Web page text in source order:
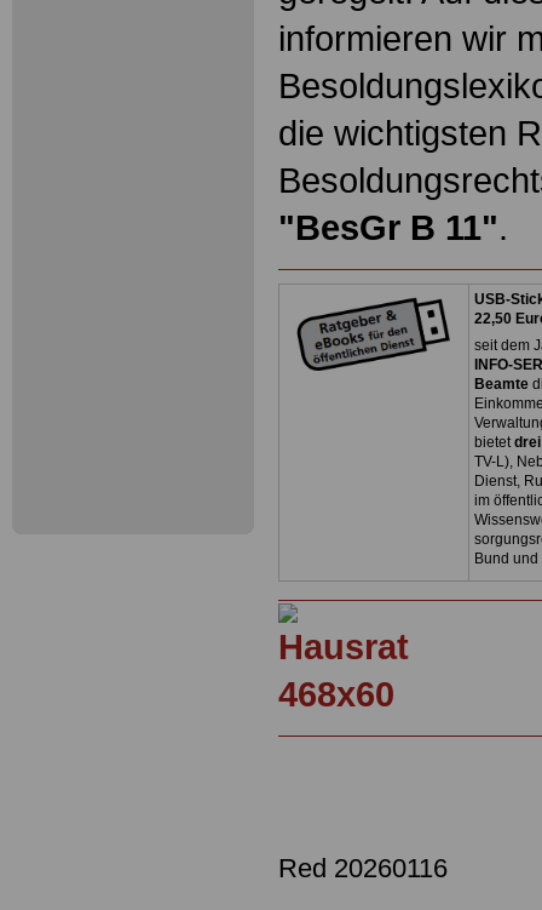
informieren wir
die wichtigsten
"BesGr B 11".
USB-
22,50
seit dem
INFO-
Beamte
bietet
TV-L),
Dienst,
im
Bund
Red 20260116